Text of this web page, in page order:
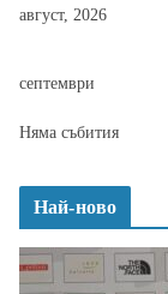
август, 2026
септември
Няма събития
Най-ново